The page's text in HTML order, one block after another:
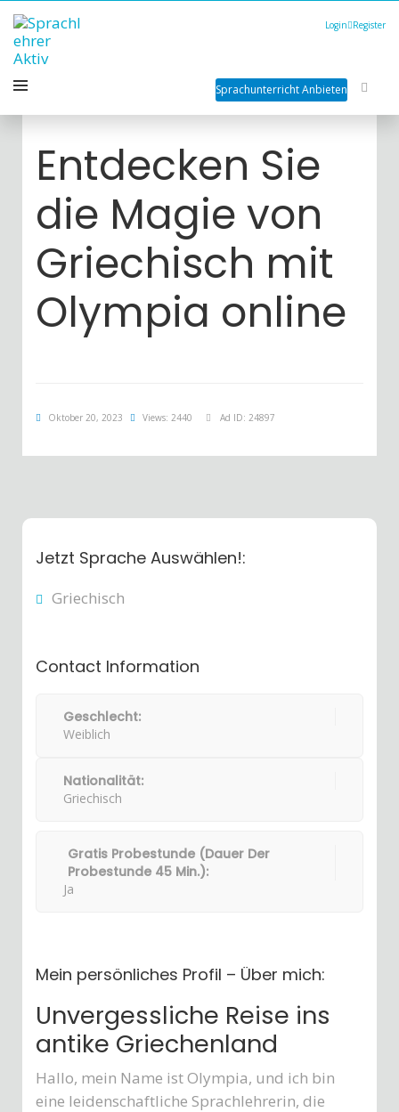
Login Register
Sprachunterricht Anbieten
Entdecken Sie
die Magie von
Griechisch mit
Olympia online
Oktober 20, 2023 Views: 2440 Ad ID: 24897
Jetzt Sprache Auswählen!:
Griechisch
Contact Information
Geschlecht:
Weiblich
Nationalität:
Griechisch
Gratis Probestunde (Dauer Der
Probestunde 45 Min.):
Ja
Mein persönliches Profil – Über mich:
Unvergessliche Reise ins
antike Griechenland
Hallo, mein Name ist Olympia, und ich bin
eine leidenschaftliche Sprachlehrerin, die